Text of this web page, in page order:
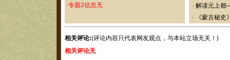
·专题2信息无
· 解读元上都
·
《蒙古秘
相关评论:(评论内容只代表网友观点，与本站立场无关！)
相关评论无